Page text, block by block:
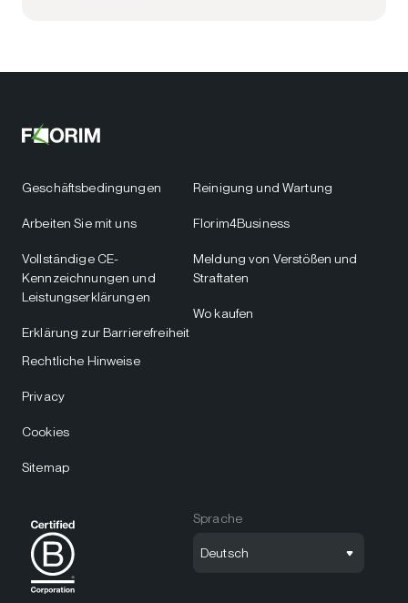
Geschäftsbedingungen
Arbeiten Sie mit uns
Vollständige CE-
Kennzeichnungen und
Leistungserklärungen
Erklärung zur Barrierefreiheit
Reinigung und Wartung
Florim4Business
Meldung von Verstößen und
Straftaten
Wo kaufen
Rechtliche Hinweise
Privacy
Cookies
Sitemap
Sprache
Deutsch